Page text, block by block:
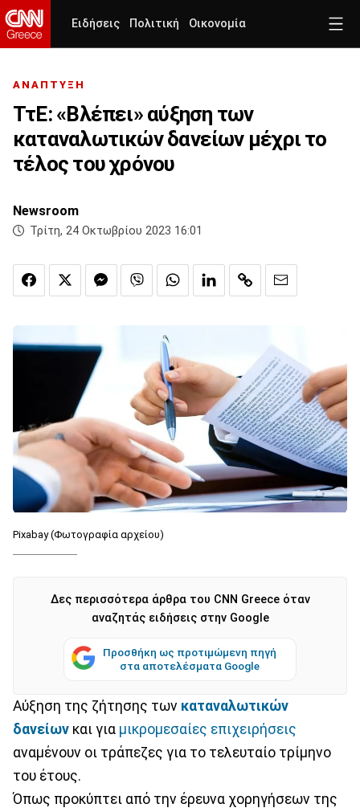
Ειδήσεις Πολιτική Οικονομία
ΑΝΑΠΤΥΞΗ
ΤτΕ: «Βλέπει» αύξηση των
καταναλωτικών δανείων μέχρι το
τέλος του χρόνου
Newsroom
Τρίτη, 24 Οκτωβρίου 2023 16:01
Pixabay (Φωτογραφία αρχείου)
Δες περισσότερα άρθρα του CNN Greece όταν
αναζητάς ειδήσεις στην Google
Προσθήκη ως προτιμώμενη πηγή
στα αποτελέσματα Google
Αύξηση της ζήτησης των καταναλωτικών
δανείων και για μικρομεσαίες επιχειρήσεις
αναμένουν οι τράπεζες για το τελευταίο τρίμηνο
του έτους.
Όπως προκύπτει από την έρευνα χορηγήσεων της